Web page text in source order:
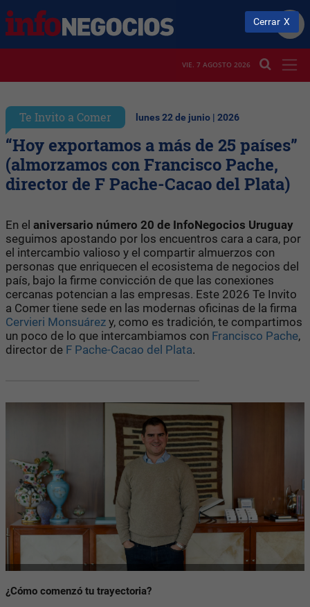
VIE. 7 AGOSTO 2026
Te Invito a Comer lunes 22 de junio | 2026
“Hoy exportamos a más de 25 países”
(almorzamos con Francisco Pache,
director de F Pache-Cacao del Plata)
En el aniversario número 20 de InfoNegocios Uruguay
seguimos apostando por los encuentros cara a cara, por
el intercambio valioso y el compartir almuerzos con
personas que enriquecen el ecosistema de negocios del
país, bajo la firme convicción de que las conexiones
cercanas potencian a las empresas. Este 2026 Te Invito
a Comer tiene sede en las modernas oficinas de la firma
Cervieri Monsuárez y, como es tradición, te compartimos
un poco de lo que intercambiamos con Francisco Pache,
director de F Pache-Cacao del Plata.
¿Cómo comenzó tu trayectoria?
Cerrar